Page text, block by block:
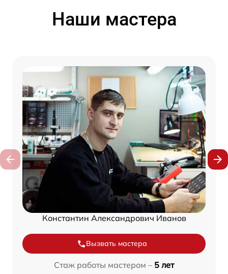
Наши мастера
Константин Александрович Иванов
Вызвать мастера
Стаж работы мастером – 5 лет